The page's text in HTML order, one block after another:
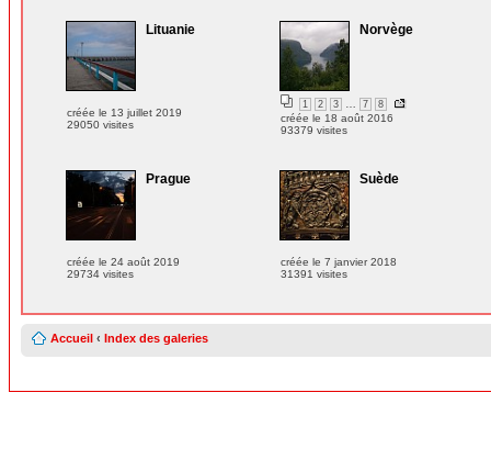
Lituanie
créée le 13 juillet 2019
29050 visites
Norvège
1 2 3 7 8
créée le 18 août 2016
93379 visites
Prague
créée le 24 août 2019
29734 visites
Suède
créée le 7 janvier 2018
31391 visites
Accueil ‹ Index des galeries